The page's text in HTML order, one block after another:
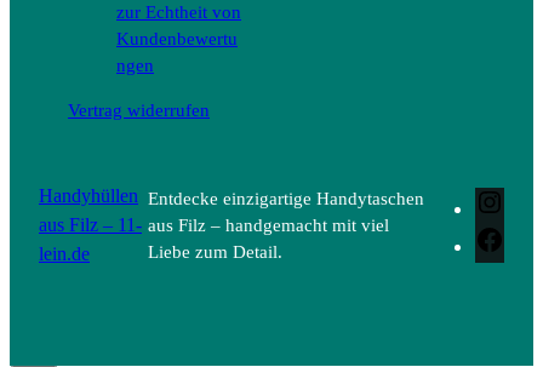
zur Echtheit von
Kundenbewertu
ngen
Vertrag widerrufen
Handyhüllen
aus Filz – 11-
lein.de
Entdecke einzigartige Handytaschen
aus Filz – handgemacht mit viel
Liebe zum Detail.